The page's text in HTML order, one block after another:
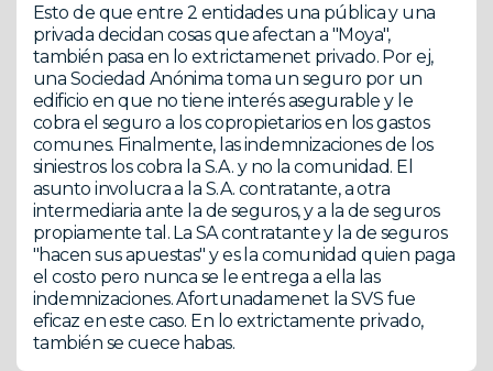
Esto de que entre 2 entidades una pública y una
privada decidan cosas que afectan a "Moya",
también pasa en lo extrictamenet privado. Por ej,
una Sociedad Anónima toma un seguro por un
edificio en que no tiene interés asegurable y le
cobra el seguro a los copropietarios en los gastos
comunes. Finalmente, las indemnizaciones de los
siniestros los cobra la S.A. y no la comunidad. El
asunto involucra a la S.A. contratante, a otra
intermediaria ante la de seguros, y a la de seguros
propiamente tal. La SA contratante y la de seguros
"hacen sus apuestas" y es la comunidad quien paga
el costo pero nunca se le entrega a ella las
indemnizaciones. Afortunadamenet la SVS fue
eficaz en este caso. En lo extrictamente privado,
también se cuece habas.